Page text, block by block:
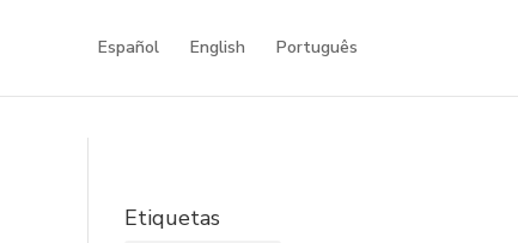
Español English Português
Etiquetas